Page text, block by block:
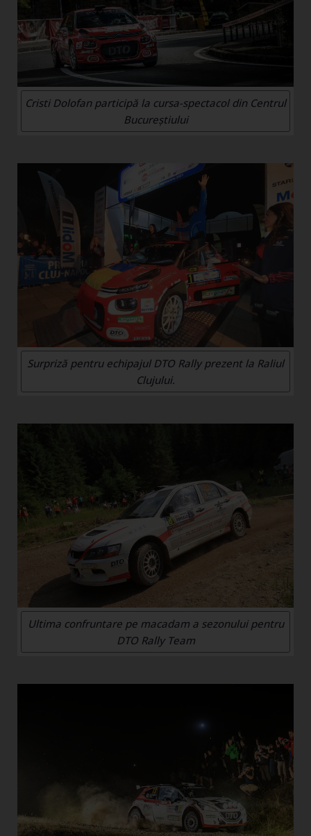
Cristi Dolofan participă la cursa-spectacol din Centrul
Bucureștiului
Surpriză pentru echipajul DTO Rally prezent la Raliul
Clujului.
Ultima confruntare pe macadam a sezonului pentru
DTO Rally Team